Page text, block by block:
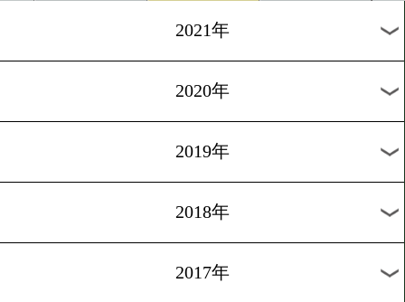
2025年
2024年
2022年